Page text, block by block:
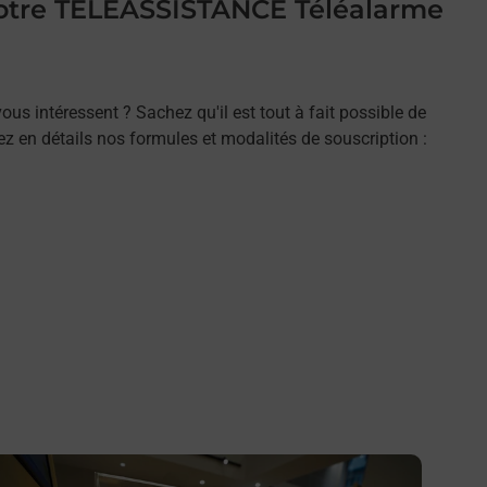
TELEASSISTANCE Téléalarme
intéressent ? Sachez qu'il est tout à fait possible de
en détails nos formules et modalités de souscription :
savoir plus